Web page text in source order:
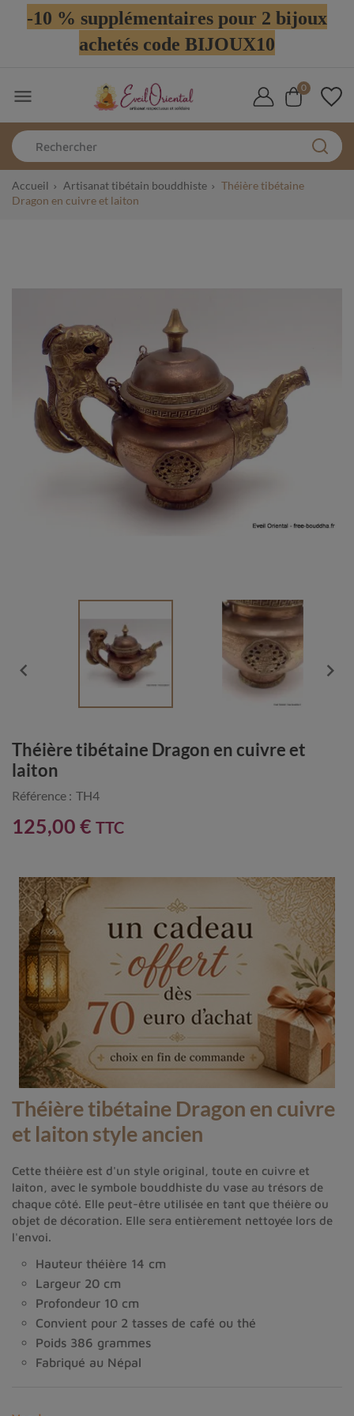
-10 % supplémentaires pour 2 bijoux
achetés code BIJOUX10
 0
Accueil Artisanat tibétain bouddhiste
Théière tibétaine
Dragon en cuivre et laiton
 
Théière tibétaine Dragon en cuivre et
laiton
Référence : TH4
125,00 € TTC
Théière tibétaine Dragon en cuivre
et laiton style ancien
Cette théière est d'un style original, toute en cuivre et
laiton, avec le symbole bouddhiste du vase au trésors de
chaque côté. Elle peut-être utilisée en tant que théière ou
objet de décoration. Elle sera entièrement nettoyée lors de
l'envoi.
Hauteur théière 14 cm
Largeur 20 cm
Profondeur 10 cm
Convient pour 2 tasses de café ou thé
Poids 386 grammes
Fabriqué au Népal